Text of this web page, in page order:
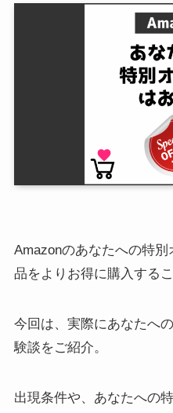
Amazonのあなたへの特
品をよりお得に購入する
今回は、実際にあなたへ
験談をご紹介。
出現条件や、あなたへの